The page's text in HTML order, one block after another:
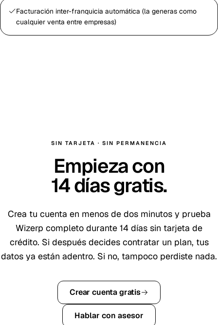
Facturación inter-franquicia automática (la generas como
cualquier venta entre empresas)
SIN TARJETA · SIN PERMANENCIA
Empieza con
14días gratis.
Crea tu cuenta en menos de dos minutos y prueba
Wizerp completo durante 14 días sin tarjeta de
crédito. Si después decides contratar un plan, tus
datos ya están adentro. Si no, tampoco perdiste nada.
Crear cuenta gratis
Hablar con asesor